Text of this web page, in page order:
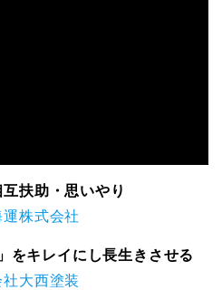
扶助・思いやり
株式会社
をキレイにし長生きさせる
大西塗装